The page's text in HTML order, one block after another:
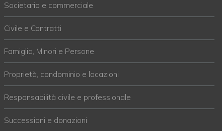
Societario e commerciale
Civile e Contratti
Famiglia, Minori e Persone
Proprietà, condominio e locazioni
Responsabilità civile e professionale
Successioni e donazioni